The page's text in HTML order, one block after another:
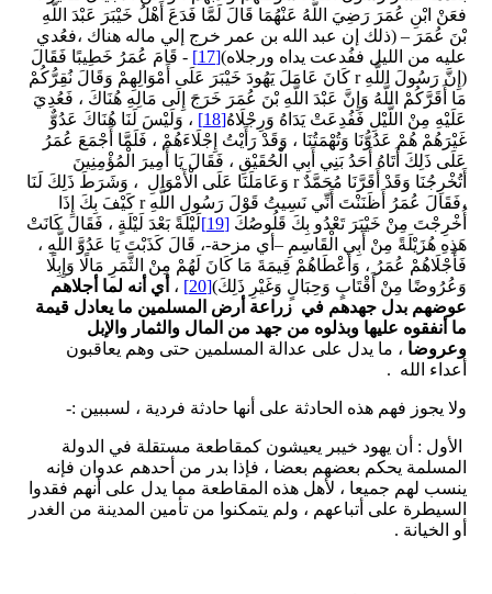
فعَنْ ابْنِ عُمَرَ رَضِيَ اللَّهُ عَنْهُمَا قَالَ لَمَّا فَدَعَ أَهْلُ خَيْبَرَ عَبْدَ اللَّهِ
بْنَ عُمَرَ – (ذلك إن عبد الله بن عمر خرج إلي ماله هناك ،فعُدي
عليه من الليل ففُدعت يداه ورجلاه)[17]
- قَامَ عُمَرُ خَطِيبًا فَقَالَ
(إِنَّ رَسُولَ اللَّهِ r كَانَ عَامَلَ يَهُودَ خَيْبَرَ عَلَى أَمْوَالِهِمْ وَقَالَ نُقِرُّكُمْ
مَا أَقَرَّكُمْ اللَّهُ وَإِنَّ عَبْدَ اللَّهِ بْنَ عُمَرَ خَرَجَ إِلَى مَالِهِ هُنَاكَ ، فَعُدِيَ
عَلَيْهِ مِنْ اللَّيْلِ فَفُدِعَتْ يَدَاهُ وَرِجْلَاهُ[18]
، وَلَيْسَ لَنَا هُنَاكَ عَدُوٌّ
غَيْرَهُمْ هُمْ عَدُوُّنَا وَتُهْمَتُنَا ، وَقَدْ رَأَيْتُ إِجْلَاءَهُمْ ، فَلَمَّا أَجْمَعَ عُمَرُ
عَلَى ذَلِكَ أَتَاهُ أَحَدُ بَنِي أَبِي الْحُقَيْقِ ، فَقَالَ يَا أَمِيرَ الْمُؤْمِنِينَ
أَتُخْرِجُنَا وَقَدْ أَقَرَّنَا مُحَمَّدٌ r وَعَامَلَنَا عَلَى الْأَمْوَالِ ، وَشَرَطَ ذَلِكَ لَنَا
،فَقَالَ عُمَرُ أَظَنَنْتَ أَنِّي نَسِيتُ قَوْلَ رَسُولِ اللَّهِ r كَيْفَ بِكَ إِذَا
أُخْرِجْتَ مِنْ خَيْبَرَ تَعْدُو بِكَ قَلُوصُكَ [19]
لَيْلَةً بَعْدَ لَيْلَةٍ ، فَقَالَ كَانَتْ
هَذِهِ هُزَيْلَةً مِنْ أَبِي الْقَاسِمِ –أي مزحة-، قَالَ كَذَبْتَ يَا عَدُوَّ اللَّهِ ،
فَأَجْلَاهُمْ عُمَرُ ، وَأَعْطَاهُمْ قِيمَةَ مَا كَانَ لَهُمْ مِنْ الثَّمَرِ مَالًا وَإِبِلًا
وَعُرُوضًا مِنْ أَقْتَابٍ وَحِبَالٍ وَغَيْرِ ذَلِكَ)[20] ، أي أنه لما أجلاهم
عوضهم بدل جهدهم في زراعة أرض المسلمين ما يعادل قيمة
ما أنفقوه عليها وبذلوه من جهد من المال والثمار والإبل
وعروضا ، ما يدل على عدالة المسلمين حتى وهم يعاقبون
أعداء الله .
ولا يجوز فهم هذه الحادثة على أنها حادثة فردية ، لسببين :-
الأول : أن يهود خيبر يعيشون كمقاطعة مستقلة في الدولة
المسلمة يحكم بعضهم بعضا ، فإذا بدر من أحدهم عدوان فإنه
ينسب لهم جميعا ، لأهل هذه المقاطعة مما يدل على أنهم فقدوا
السيطرة على أتباعهم ، ولم يتمكنوا من تأمين المدينة من الغدر
أو الخيانة .